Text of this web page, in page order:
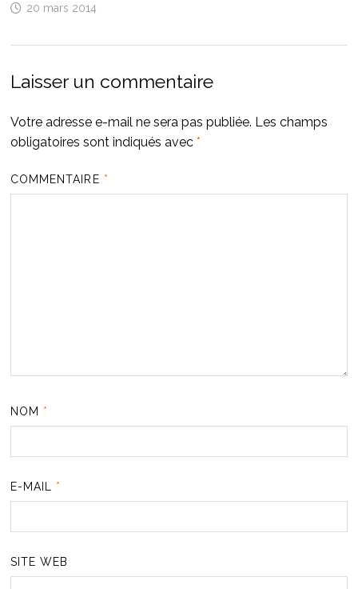
20 mars 2014
Laisser un commentaire
Votre adresse e-mail ne sera pas publiée. Les champs
obligatoires sont indiqués avec *
COMMENTAIRE *
NOM *
E-MAIL *
SITE WEB